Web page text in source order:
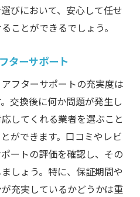
びにおいて、安心して任せ
ことができるでしょう。
ターサポート
フターサポートの充実度は
交換後に何か問題が発生し
してくれる業者を選ぶこと
ができます。口コミやレビ
ートの評価を確認し、その
しょう。特に、保証期間や
充実しているかどうかは重